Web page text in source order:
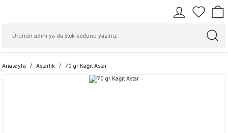
Anasayfa Astarlık 70 gr Kağıt Astar